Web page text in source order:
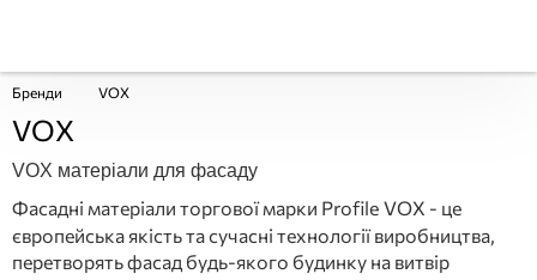
Бренди VOX
VOX
VOX матеріали для фасаду
Фасадні матеріали торгової марки Profile VOX - це
європейська якість та сучасні технології виробництва,
перетворять фасад будь-якого будинку на витвір